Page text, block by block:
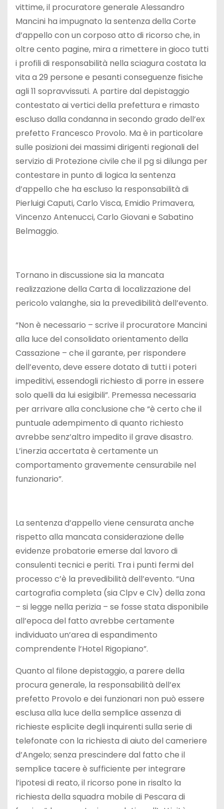
vittime, il procuratore generale Alessandro
Mancini ha impugnato la sentenza della Corte
d’appello con un corposo atto di ricorso che, in
oltre cento pagine, mira a rimettere in gioco tutti
i profili di responsabilità nella sciagura costata la
vita a 29 persone e pesanti conseguenze fisiche
agli 11 sopravvissuti. A partire dal depistaggio
contestato ai vertici della prefettura e rimasto
escluso dalla condanna in secondo grado dell’ex
prefetto Francesco Provolo. Ma è in particolare
sulle posizioni dei massimi dirigenti regionali del
servizio di Protezione civile che il pg si dilunga per
contestare in punto di logica la sentenza
d’appello che ha escluso la responsabilità di
Pierluigi Caputi, Carlo Visca, Emidio Primavera,
Vincenzo Antenucci, Carlo Giovani e Sabatino
Belmaggio.
Tornano in discussione sia la mancata
realizzazione della Carta di localizzazione del
pericolo valanghe, sia la prevedibilità dell’evento.
“Non è necessario – scrive il procuratore Mancini
alla luce del consolidato orientamento della
Cassazione – che il garante, per rispondere
dell’evento, deve essere dotato di tutti i poteri
impeditivi, essendogli richiesto di porre in essere
solo quelli da lui esigibili”. Premessa necessaria
per arrivare alla conclusione che “è certo che il
puntuale adempimento di quanto richiesto
avrebbe senz’altro impedito il grave disastro.
L’inerzia accertata è certamente un
comportamento gravemente censurabile nel
funzionario”.
La sentenza d’appello viene censurata anche
rispetto alla mancata considerazione delle
evidenze probatorie emerse dal lavoro di
consulenti tecnici e periti. Tra i punti fermi del
processo c’è la prevedibilità dell’evento. “Una
cartografia completa (sia Clpv e Clv) della zona
– si legge nella perizia – se fosse stata disponibile
all’epoca del fatto avrebbe certamente
individuato un’area di espandimento
comprendente l’Hotel Rigopiano”.
Quanto al filone depistaggio, a parere della
procura generale, la responsabilità dell’ex
prefetto Provolo e dei funzionari non può essere
esclusa alla luce della semplice assenza di
richieste esplicite degli inquirenti sulla serie di
telefonate con la richiesta di aiuto del cameriere
d’Angelo; senza prescindere dal fatto che il
semplice tacere è sufficiente per integrare
l’ipotesi di reato, il ricorso pone in risalto la
richiesta della squadra mobile di Pescara di